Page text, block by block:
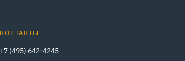
КОНТАКТЫ
+7 (495) 642-4245